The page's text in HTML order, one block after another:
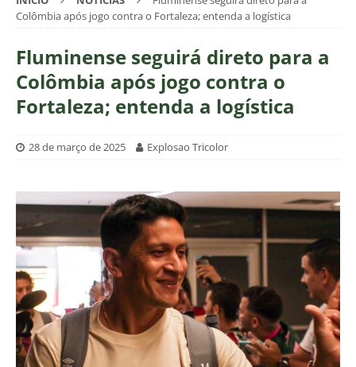
Colômbia após jogo contra o Fortaleza; entenda a logística
Fluminense seguirá direto para a
Colômbia após jogo contra o
Fortaleza; entenda a logística
28 de março de 2025 Explosao Tricolor